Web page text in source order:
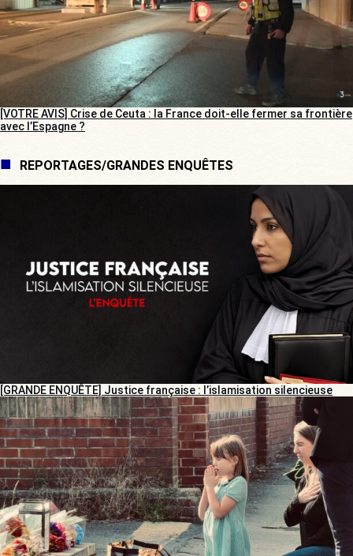
[VOTRE AVIS] Crise de Ceuta : la France doit-elle fermer sa frontière
avec l’Espagne ?
REPORTAGES/GRANDES ENQUÊTES
[GRANDE ENQUÊTE] Justice française : l’islamisation silencieuse